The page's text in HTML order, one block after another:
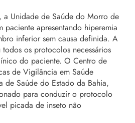
a Unidade de Saúde do Morro de
paciente apresentando hiperemia
inferior sem causa definida. A
os protocolos necessários
do paciente. O Centro de
de Vigilância em Saúde
de Saúde do Estado da Bahia,
para conduzir o protocolo
picada de inseto não